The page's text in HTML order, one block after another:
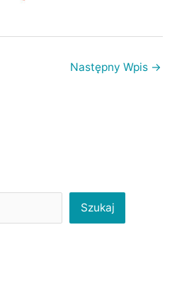
Następny Wpis →
Szukaj